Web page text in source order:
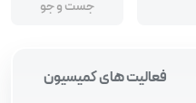
فعالیت های کمیسیون